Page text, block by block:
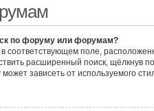
по форуму или форумам?
в соответствующем поле,
расширенный поиск, щёлкнув
зависеть от используемого